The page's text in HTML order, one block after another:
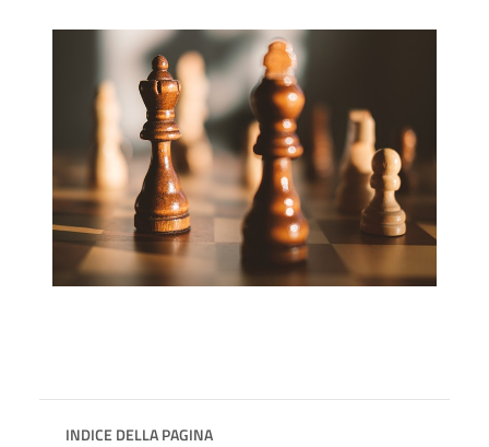
INDICE DELLA PAGINA